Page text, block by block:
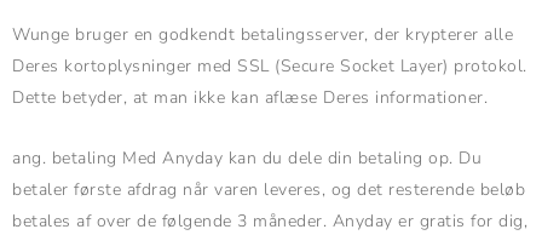
Wunge bruger en godkendt betalingsserver, der krypterer alle
Deres kortoplysninger med SSL (Secure Socket Layer) protokol.
Dette betyder, at man ikke kan aflæse Deres informationer.
ang. betaling Med Anyday kan du dele din betaling op. Du
betaler første afdrag når varen leveres, og det resterende beløb
betales af over de følgende 3 måneder. Anyday er gratis for dig,